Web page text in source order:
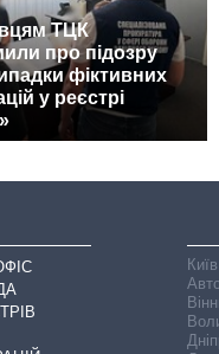
ТЦК
про підозру
фіктивних
у реєстрі
Київ